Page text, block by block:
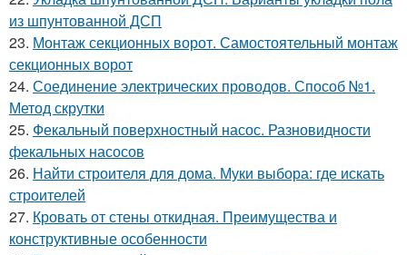
из шпунтованной ДСП
23. Монтаж секционных ворот. Самостоятельный монтаж
секционных ворот
24. Соединение электрических проводов. Способ №1.
Метод скрутки
25. Фекальный поверхностный насос. Разновидности
фекальных насосов
26. Найти строителя для дома. Муки выбора: где искать
строителей
27. Кровать от стены откидная. Преимущества и
конструктивные особенности